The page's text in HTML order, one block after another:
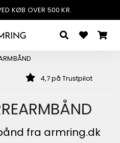
KØB OVER 500 KR.
SØG
4,7 på Trustpilot
fra armring.dk